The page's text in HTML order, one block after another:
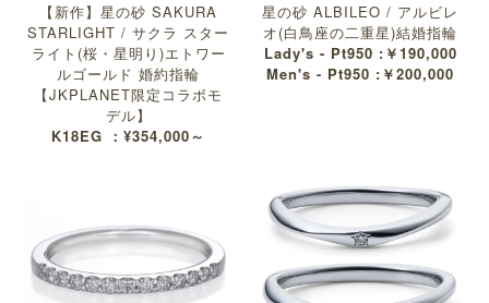
【新作】星の砂 SAKURA
STARLIGHT / サクラ スター
ライト(桜・星明り)エトワー
ルゴールド 婚約指輪
【JKPLANET限定コラボモ
デル】
K18EG ：¥354,000～
星の砂 ALBILEO / アルビレ
オ(白鳥座の二重星)結婚指輪
Lady's - Pt950 :￥190,000
Men's - Pt950 :￥200,000